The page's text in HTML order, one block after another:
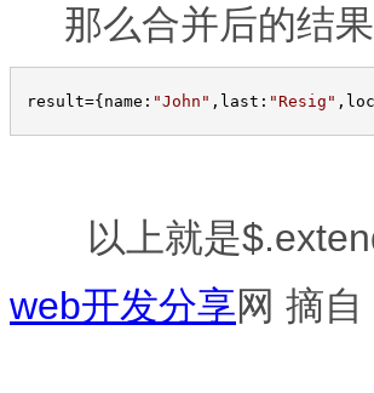
那么合并后的结果
result={name: "John " ,last: " Resig "
以上就是
web开发分享网 摘自